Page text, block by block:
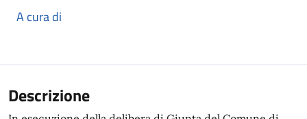
A cura di
Descrizione